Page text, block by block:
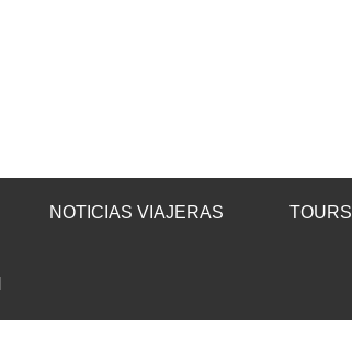
NOTICIAS VIAJERAS TOURS